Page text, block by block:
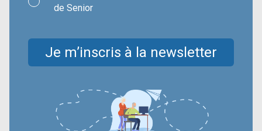
de Senior
Je m’inscris à la newsletter